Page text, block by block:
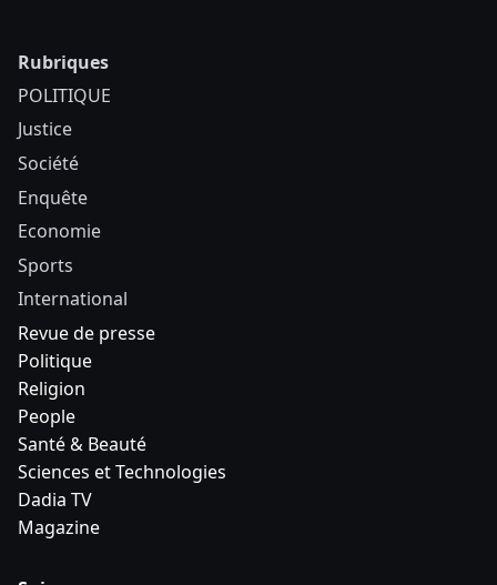
Rubriques
POLITIQUE
Justice
Société
Enquête
Economie
Sports
International
Revue de presse
Politique
Religion
People
Santé & Beauté
Sciences et Technologies
Dadia TV
Magazine